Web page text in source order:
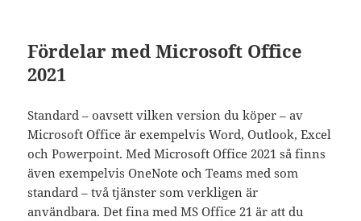
Fördelar med Microsoft Office
2021
Standard – oavsett vilken version du köper – av
Microsoft Office är exempelvis Word, Outlook, Excel
och Powerpoint. Med Microsoft Office 2021 så finns
även exempelvis OneNote och Teams med som
standard – två tjänster som verkligen är
användbara. Det fina med MS Office 21 är att du